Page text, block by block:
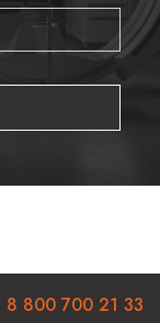
8 800 700 21 33